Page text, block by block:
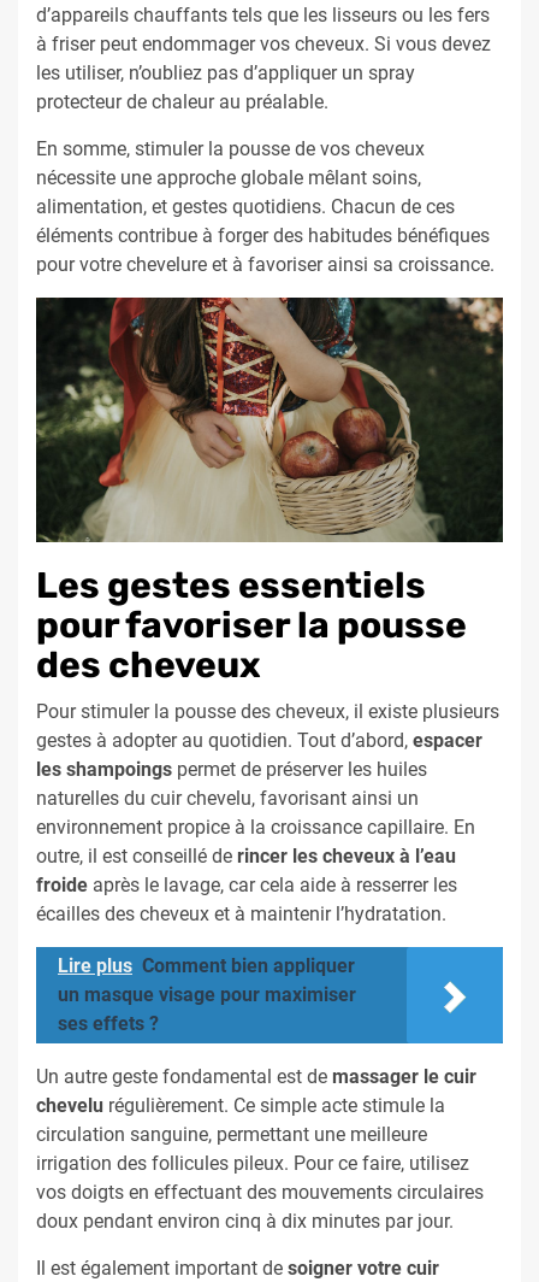
d’appareils chauffants tels que les lisseurs ou les fers
à friser peut endommager vos cheveux. Si vous devez
les utiliser, n’oubliez pas d’appliquer un spray
protecteur de chaleur au préalable.
En somme, stimuler la pousse de vos cheveux
nécessite une approche globale mêlant soins,
alimentation, et gestes quotidiens. Chacun de ces
éléments contribue à forger des habitudes bénéfiques
pour votre chevelure et à favoriser ainsi sa croissance.
Les gestes essentiels
pour favoriser la pousse
des cheveux
Pour stimuler la pousse des cheveux, il existe plusieurs
gestes à adopter au quotidien. Tout d’abord, espacer
les shampoings permet de préserver les huiles
naturelles du cuir chevelu, favorisant ainsi un
environnement propice à la croissance capillaire. En
outre, il est conseillé de rincer les cheveux à l’eau
froide après le lavage, car cela aide à resserrer les
écailles des cheveux et à maintenir l’hydratation.
Lire plus Comment bien appliquer
un masque visage pour maximiser
ses effets ?
Un autre geste fondamental est de massager le cuir
chevelu régulièrement. Ce simple acte stimule la
circulation sanguine, permettant une meilleure
irrigation des follicules pileux. Pour ce faire, utilisez
vos doigts en effectuant des mouvements circulaires
doux pendant environ cinq à dix minutes par jour.
Il est également important de soigner votre cuir